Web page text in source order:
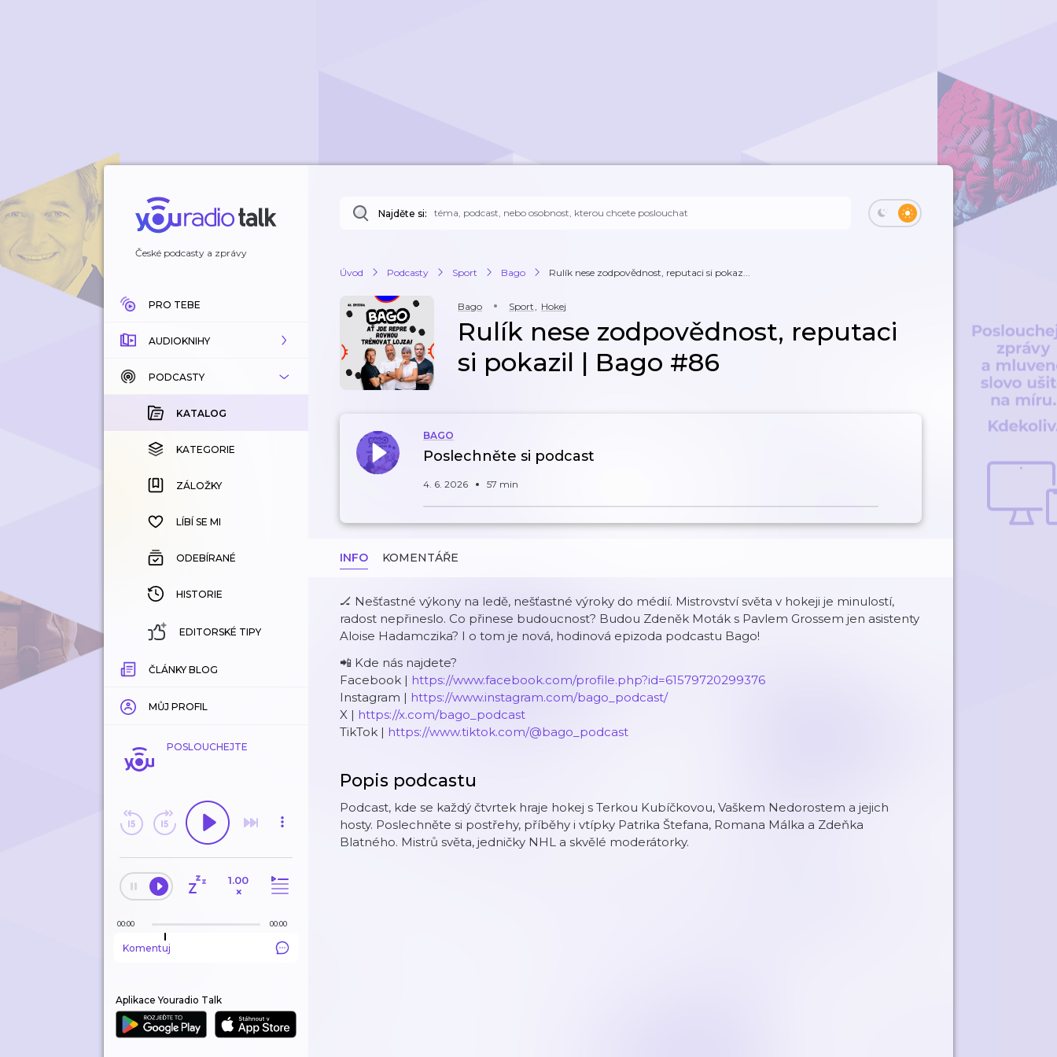
České podcasty a zprávy
PRO TEBE
AUDIOKNIHY
KATALOG
KOUPENÉ
KATEGORIE
ZÁLOŽKY
HISTORIE
PODCASTY
KATALOG
KATEGORIE
ZÁLOŽKY
LÍBÍ SE MI
ODEBÍRANÉ
HISTORIE
EDITORSKÉ TIPY
ČLÁNKY BLOG
MŮJ PROFIL
POSLOUCHEJTE
1.00
×
00:00 00:00
Komentuj
Aplikace Youradio Talk
Najděte si:
Úvod Podcasty Sport Bago Rulík nese zodpovědnost, reputaci si pokaz...
Bago Sport, Hokej
Rulík nese zodpovědnost, reputaci
si pokazil | Bago #86
BAGO
Poslechněte si podcast
4. 6. 2026 57 min
INFO KOMENTÁŘE
🏒 Nešťastné výkony na ledě, nešťastné výroky do médií. Mistrovství světa v hokeji je minulostí,
radost nepřineslo. Co přinese budoucnost? Budou Zdeněk Moták s Pavlem Grossem jen asistenty
Aloise Hadamczika? I o tom je nová, hodinová epizoda podcastu Bago!
📲 Kde nás najdete?
Facebook | https://www.facebook.com/profile.php?id=61579720299376
Instagram | https://www.instagram.com/bago_podcast/
X | https://x.com/bago_podcast
TikTok | https://www.tiktok.com/@bago_podcast
Popis podcastu
Podcast, kde se každý čtvrtek hraje hokej s Terkou Kubíčkovou, Vaškem Nedorostem a jejich
hosty. Poslechněte si postřehy, příběhy i vtípky Patrika Štefana, Romana Málka a Zdeňka
Blatného. Mistrů světa, jedničky NHL a skvělé moderátorky.